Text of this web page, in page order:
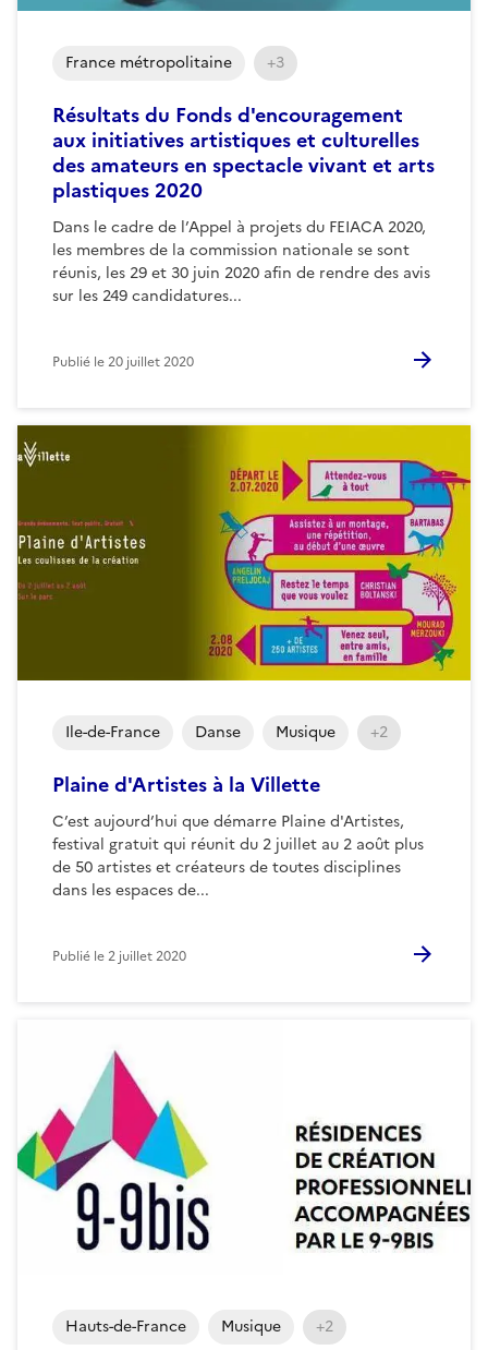
Résultats du Fonds d'encouragement
aux initiatives artistiques et culturelles
des amateurs en spectacle vivant et arts
plastiques 2020
Dans le cadre de l’Appel à projets du FEIACA 2020,
les membres de la commission nationale se sont
réunis, les 29 et 30 juin 2020 afin de rendre des avis
sur les 249 candidatures...
France métropolitaine +3
Publié le20 juillet 2020
Plaine d'Artistes à la Villette
C’est aujourd’hui que démarre Plaine d'Artistes,
festival gratuit qui réunit du 2 juillet au 2 août plus
de 50 artistes et créateurs de toutes disciplines
dans les espaces de...
Ile-de-France Danse Musique +2
Publié le2 juillet 2020
Hauts-de-France Musique +2